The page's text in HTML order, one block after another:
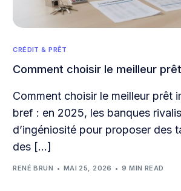
CRÉDIT & PRÊT
Comment choisir le meilleur
Comment choisir le meilleur prêt
bref : en 2025, les banques
d’ingéniosité pour proposer des
des […]
RENÉ BRUN MAI 25, 2026 9 MIN READ